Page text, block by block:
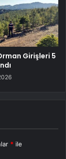
Girişleri 5
* ile